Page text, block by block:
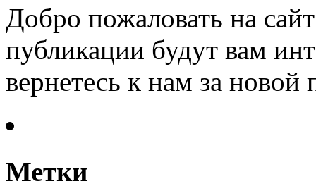
Добро пожаловать на
публикации будут вам
вернетесь к нам за
Метки